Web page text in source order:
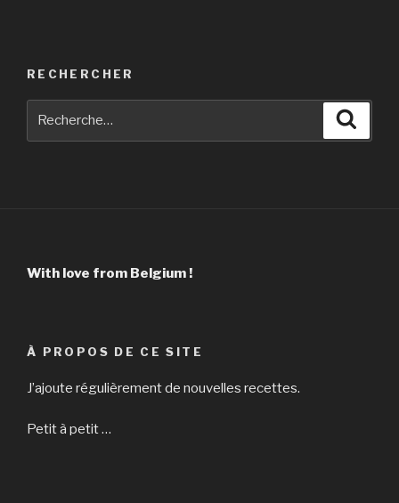
RECHERCHER
With love from Belgium !
À PROPOS DE CE SITE
J’ajoute régulièrement de nouvelles recettes.
Petit à petit …